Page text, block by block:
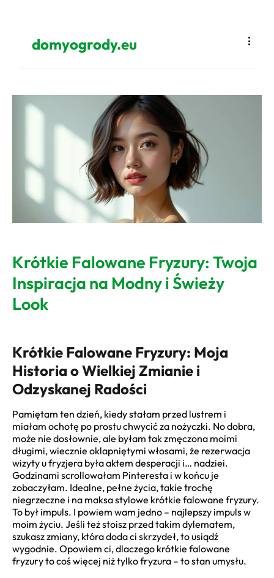
domyogrody.eu
Krótkie Falowane Fryzury: Twoja
Inspiracja na Modny i Świeży
Look
Krótkie Falowane Fryzury: Moja
Historia o Wielkiej Zmianie i
Odzyskanej Radości
Pamiętam ten dzień, kiedy stałam przed lustrem i
miałam ochotę po prostu chwycić za nożyczki. No dobra,
może nie dosłownie, ale byłam tak zmęczona moimi
długimi, wiecznie oklapniętymi włosami, że rezerwacja
wizyty u fryzjera była aktem desperacji i… nadziei.
Godzinami scrollowałam Pinteresta i w końcu je
zobaczyłam. Idealne, pełne życia, takie trochę
niegrzeczne i na maksa stylowe krótkie falowane fryzury.
To był impuls. I powiem wam jedno – najlepszy impuls w
moim życiu. Jeśli też stoisz przed takim dylematem,
szukasz zmiany, która doda ci skrzydeł, to usiądź
wygodnie. Opowiem ci, dlaczego krótkie falowane
fryzury to coś więcej niż tylko fryzura – to stan umysłu.